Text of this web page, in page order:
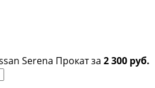
Serena Прокат за 2 300 руб.